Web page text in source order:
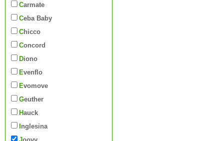
Carmate
Ceba Baby
Chicco
Concord
Diono
Evenflo
Evomove
Geuther
Hauck
Inglesina